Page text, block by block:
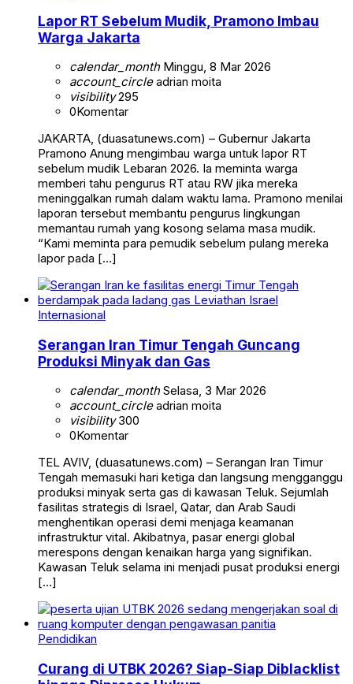
Lapor RT Sebelum Mudik, Pramono Imbau
Warga Jakarta
calendar_monthMinggu, 8 Mar 2026
account_circleadrian moita
visibility295
0Komentar
JAKARTA, (duasatunews.com) – Gubernur Jakarta
Pramono Anung mengimbau warga untuk lapor RT
sebelum mudik Lebaran 2026. Ia meminta warga
memberi tahu pengurus RT atau RW jika mereka
meninggalkan rumah dalam waktu lama. Pramono menilai
laporan tersebut membantu pengurus lingkungan
memantau rumah yang kosong selama masa mudik.
“Kami meminta para pemudik sebelum pulang mereka
lapor pada […]
Internasional
Serangan Iran Timur Tengah Guncang
Produksi Minyak dan Gas
calendar_monthSelasa, 3 Mar 2026
account_circleadrian moita
visibility300
0Komentar
TEL AVIV, (duasatunews.com) – Serangan Iran Timur
Tengah memasuki hari ketiga dan langsung mengganggu
produksi minyak serta gas di kawasan Teluk. Sejumlah
fasilitas strategis di Israel, Qatar, dan Arab Saudi
menghentikan operasi demi menjaga keamanan
infrastruktur vital. Akibatnya, pasar energi global
merespons dengan kenaikan harga yang signifikan.
Kawasan Teluk selama ini menjadi pusat produksi energi
[…]
Pendidikan
Curang di UTBK 2026? Siap-Siap Diblacklist